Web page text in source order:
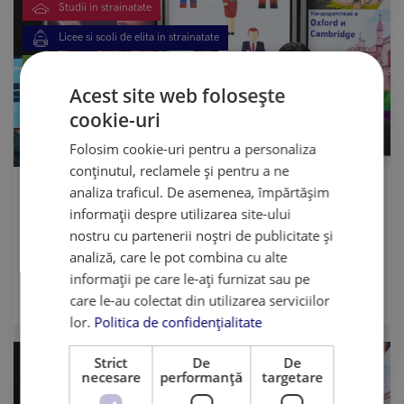
Studii in strainatate
Licee si scoli de elita in strainatate
Cursuri de pregătire | Teste de carieră
Work and Travel USA
World Education Fair
Ce poți găsi la World Education Fair în Cluj-
Napoc...
Vino la târgul educațional World Education Fair în Cluj-Napoca,
pe 29 septembrie la ClujHub (în Centrul Comercial Central). Vei
avea oportunitatea de a vorbi cu consultanții educațio...
22.08.2023
Vezi mai mult
Tabere in strainatate
World Education Fair
Acest site web folosește
cookie-uri
Folosim cookie-uri pentru a personaliza
conținutul, reclamele și pentru a ne
analiza traficul. De asemenea, împărtășim
informații despre utilizarea site-ului
nostru cu partenerii noștri de publicitate și
analiză, care le pot combina cu alte
informații pe care le-ați furnizat sau pe
care le-au colectat din utilizarea serviciilor
lor. Politica de confidențialitate
Strict
necesare
De
performanță
De
targetare